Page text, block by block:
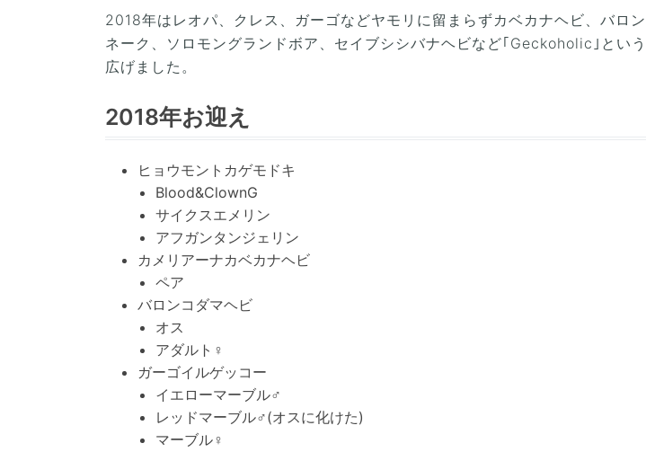
2018年はレオパ、クレス、ガーゴなどヤモリに留まらずカベカナヘビ、バロ
ネーク、ソロモングランドボア、セイブシシバナヘビなど｢Geckoholic｣とい
広げました。
2018年お迎え
ヒョウモントカゲモドキ
Blood&ClownG
サイクスエメリン
アフガンタンジェリン
カメリアーナカベカナヘビ
ペア
バロンコダマヘビ
オス
アダルト♀
ガーゴイルゲッコー
イエローマーブル♂
レッドマーブル♂(オスに化けた)
マーブル♀